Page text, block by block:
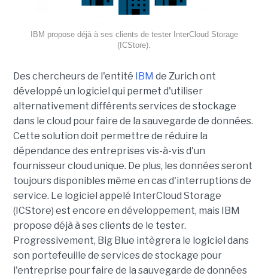
IBM propose déjà à ses clients de tester InterCloud Storage
(ICStore).
Des chercheurs de l'entité IBM de Zurich ont
développé un logiciel qui permet d'utiliser
alternativement différents services de stockage
dans le cloud pour faire de la sauvegarde de données.
Cette solution doit permettre de réduire la
dépendance des entreprises vis-à-vis d'un
fournisseur cloud unique. De plus, les données seront
toujours disponibles même en cas d'interruptions de
service. Le logiciel appelé InterCloud Storage
(ICStore) est encore en développement, mais IBM
propose déjà à ses clients de le tester.
Progressivement, Big Blue intègrera le logiciel dans
son portefeuille de services de stockage pour
l'entreprise pour faire de la sauvegarde de données